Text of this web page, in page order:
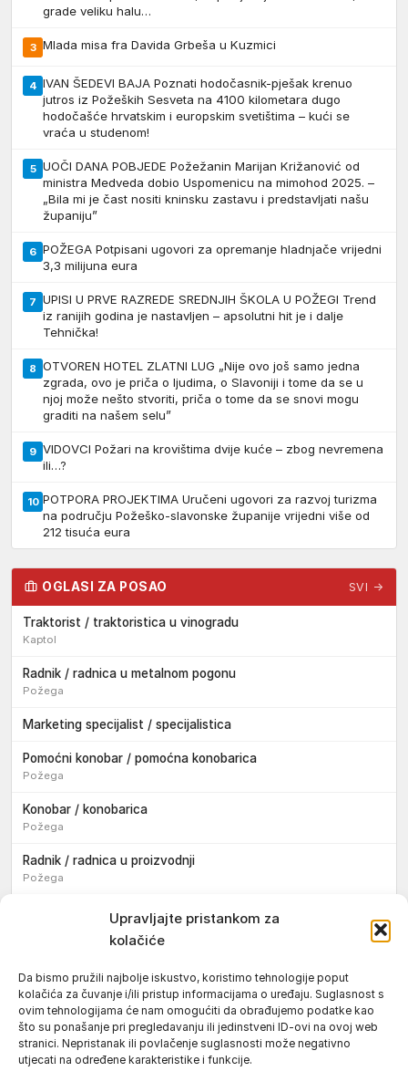
Upravljajte pristankom za
kolačiće
Da bismo pružili najbolje iskustvo, koristimo tehnologije poput
kolačića za čuvanje i/ili pristup informacijama o uređaju. Suglasnost s
ovim tehnologijama će nam omogućiti da obrađujemo podatke kao
što su ponašanje pri pregledavanju ili jedinstveni ID-ovi na ovoj web
stranici. Nepristanak ili povlačenje suglasnosti može negativno
utjecati na određene karakteristike i funkcije.
grade veliku halu…
3 Mlada misa fra Davida Grbeša u Kuzmici
4 IVAN ŠEDEVI BAJA Poznati hodočasnik-pješak krenuo
jutros iz Požeških Sesveta na 4100 kilometara dugo
hodočašće hrvatskim i europskim svetištima – kući se
vraća u studenom!
5 UOČI DANA POBJEDE Požežanin Marijan Križanović od
ministra Medveda dobio Uspomenicu na mimohod 2025. –
„Bila mi je čast nositi kninsku zastavu i predstavljati našu
županiju”
6 POŽEGA Potpisani ugovori za opremanje hladnjače vrijedni
3,3 milijuna eura
7 UPISI U PRVE RAZREDE SREDNJIH ŠKOLA U POŽEGI Trend
iz ranijih godina je nastavljen – apsolutni hit je i dalje
Tehnička!
8 OTVOREN HOTEL ZLATNI LUG „Nije ovo još samo jedna
zgrada, ovo je priča o ljudima, o Slavoniji i tome da se u
njoj može nešto stvoriti, priča o tome da se snovi mogu
graditi na našem selu”
9 VIDOVCI Požari na krovištima dvije kuće – zbog nevremena
ili…?
10 POTPORA PROJEKTIMA Uručeni ugovori za razvoj turizma
na području Požeško-slavonske županije vrijedni više od
212 tisuća eura
OGLASI ZA POSAO SVI →
Traktorist / traktoristica u vinogradu
Kaptol
Radnik / radnica u metalnom pogonu
Požega
Marketing specijalist / specijalistica
Pomoćni konobar / pomoćna konobarica
Požega
Konobar / konobarica
Požega
Radnik / radnica u proizvodnji
Požega
Sezonski pomoćni radnik / sezonska pomoćna radnica
Pomoćni pekar / pomoćna pekarica
Pekar / pekarica
Požega
Konobar / konobarica
Požega